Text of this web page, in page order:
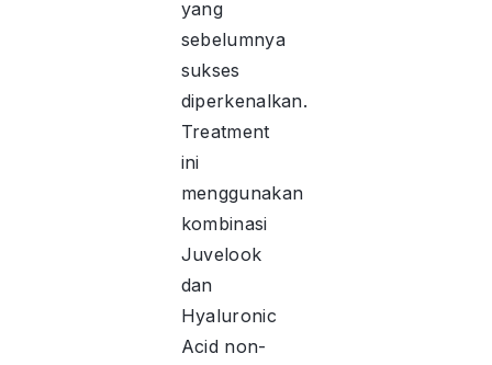
yang
sebelumnya
sukses
diperkenalkan.
Treatment
ini
menggunakan
kombinasi
Juvelook
dan
Hyaluronic
Acid non-